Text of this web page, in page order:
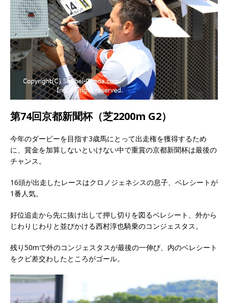
第74回京都新聞杯（芝2200m G2）
今年のダービーを目指す3歳馬にとって出走権を獲得するため
に、賞金を加算しないといけない中で重賞の京都新聞杯は最後の
チャンス。
16頭が出走したレースはクロノジェネシスの息子、ベレシートが
1番人気。
好位追走から先に抜け出して押し切りを図るベレシート、外から
じわりじわりと並びかける西村淳也騎乗のコンジェスタス。
残り50mで外のコンジェスタスが最後の一伸び、内のベレシート
をクビ差交わしたところがゴール。